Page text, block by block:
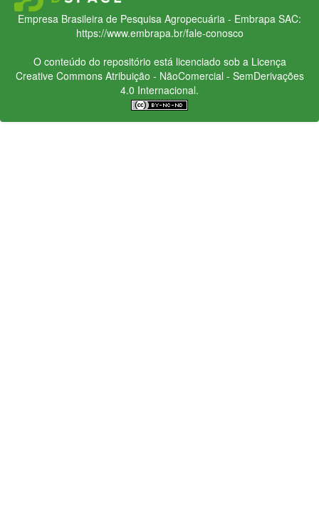
Empresa Brasileira de Pesquisa Agropecuária - Embrapa SAC:
https://www.embrapa.br/fale-conosco
O conteúdo do repositório está licenciado sob a Licença
Creative CommonsAtribuição - NãoComercial - SemDerivações
4.0 Internacional.